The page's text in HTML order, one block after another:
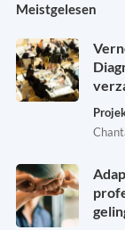
Meistgelesen